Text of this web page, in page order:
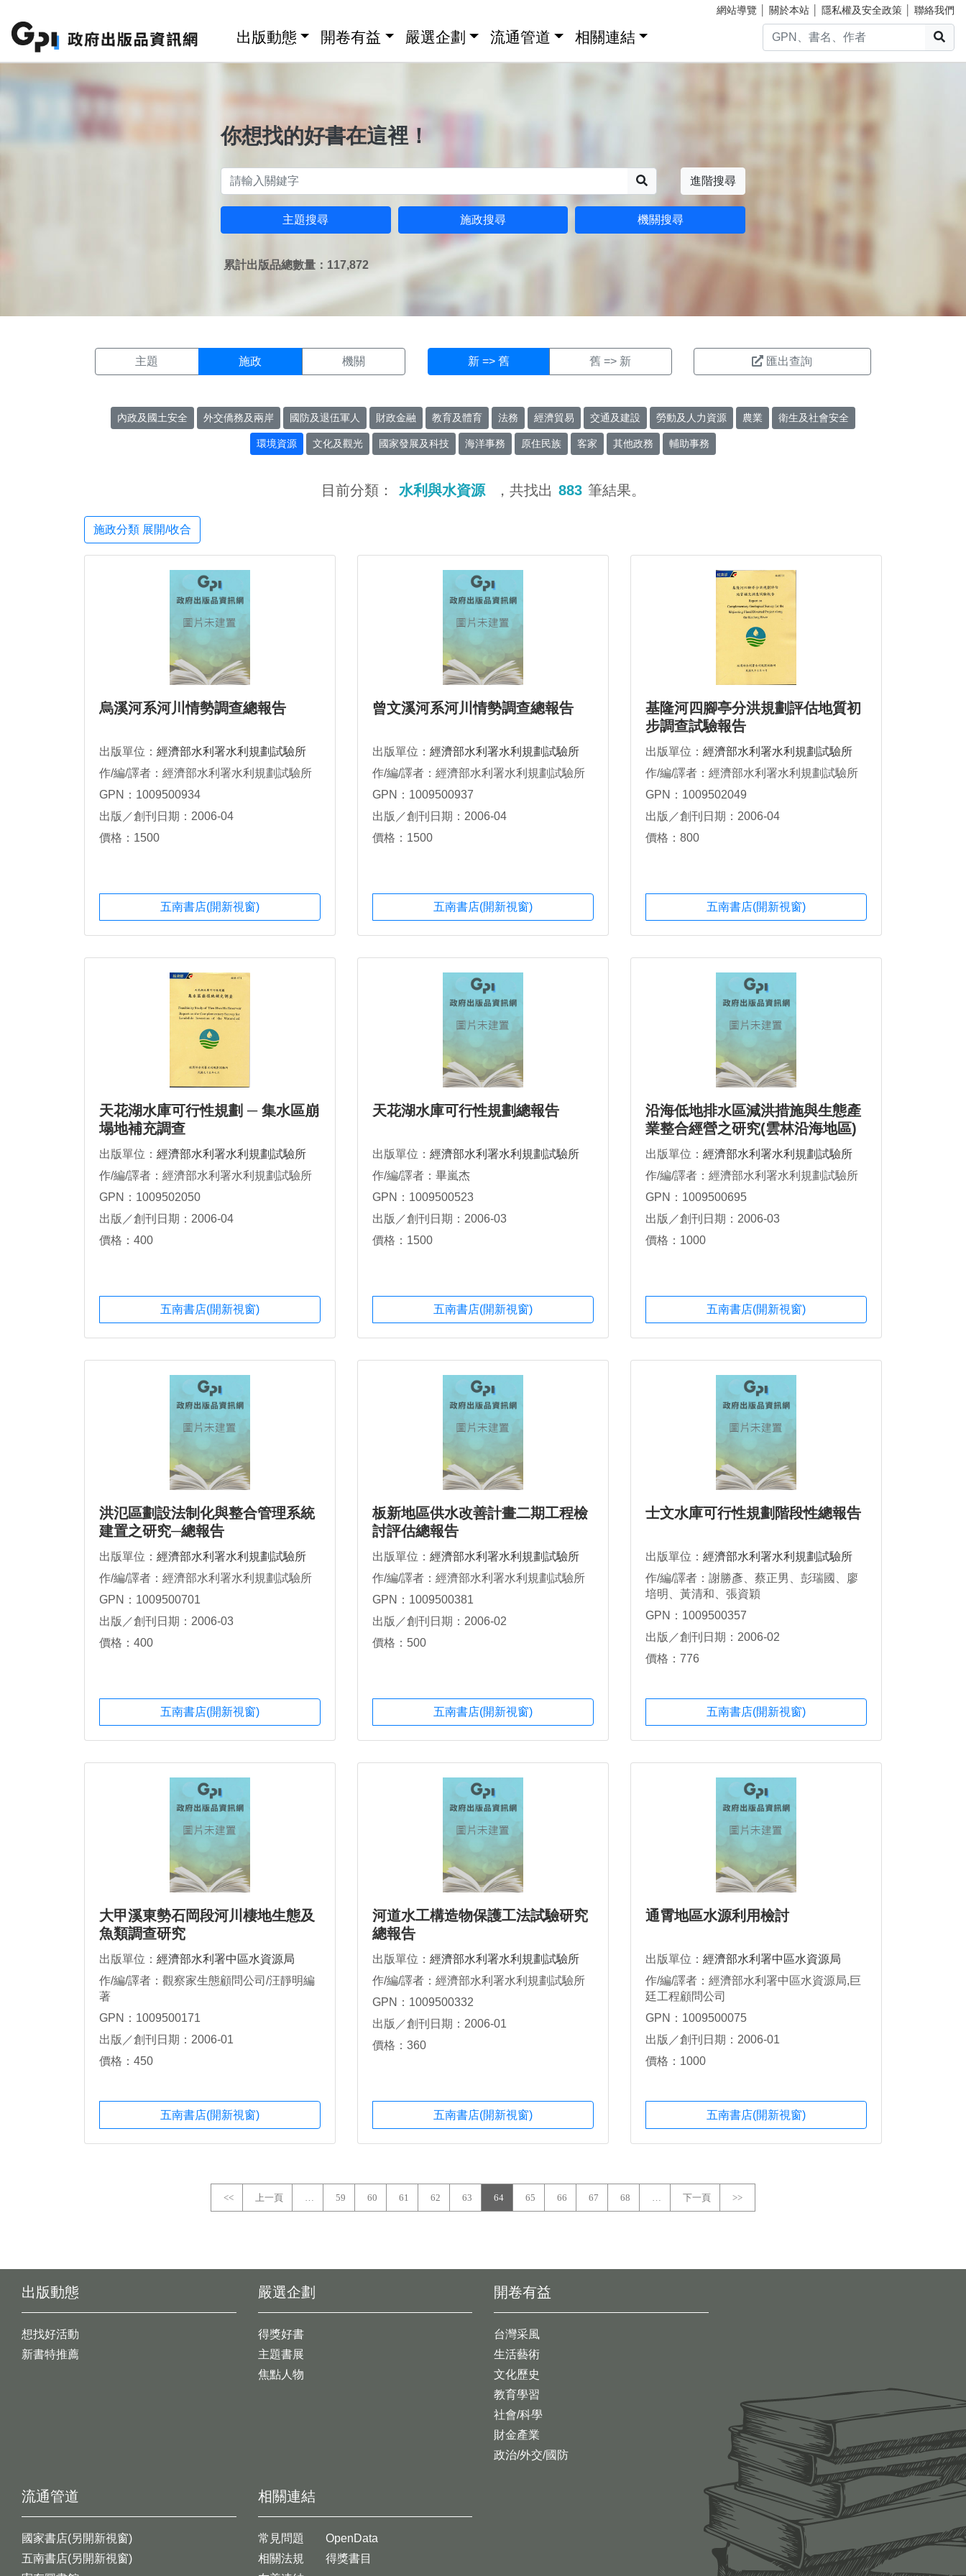
網站導覽 關於本站 隱私權及安全政策 聯絡我們
出版動態 開卷有益 嚴選企劃 流通管道 相關連結
你想找的好書在這裡！
進階搜尋
主題搜尋 施政搜尋 機關搜尋
累計出版品總數量：117,872
主題 施政 機關 新 => 舊 舊 => 新 匯出查詢
內政及國土安全 外交僑務及兩岸 國防及退伍軍人 財政金融 教育及體育 法務 經濟貿易 交通及建設 勞動及人力資源 農業 衛生及社會安全
環境資源 文化及觀光 國家發展及科技 海洋事務 原住民族 客家 其他政務 輔助事務
目前分類： 水利與水資源 ，共找出 883 筆結果。
施政分類 展開/收合
烏溪河系河川情勢調查總報告
出版單位： 經濟部水利署水利規劃試驗所
作/編/譯者：經濟部水利署水利規劃試驗所
GPN：1009500934
出版／創刊日期：2006-04
價格：1500
五南書店(開新視窗)
曾文溪河系河川情勢調查總報告
出版單位： 經濟部水利署水利規劃試驗所
作/編/譯者：經濟部水利署水利規劃試驗所
GPN：1009500937
出版／創刊日期：2006-04
價格：1500
五南書店(開新視窗)
基隆河四腳亭分洪規劃評估地質初
步調查試驗報告
出版單位： 經濟部水利署水利規劃試驗所
作/編/譯者：經濟部水利署水利規劃試驗所
GPN：1009502049
出版／創刊日期：2006-04
價格：800
五南書店(開新視窗)
天花湖水庫可行性規劃 ─ 集水區崩
塌地補充調查
出版單位： 經濟部水利署水利規劃試驗所
作/編/譯者：經濟部水利署水利規劃試驗所
GPN：1009502050
出版／創刊日期：2006-04
價格：400
五南書店(開新視窗)
天花湖水庫可行性規劃總報告
出版單位： 經濟部水利署水利規劃試驗所
作/編/譯者：畢嵐杰
GPN：1009500523
出版／創刊日期：2006-03
價格：1500
五南書店(開新視窗)
沿海低地排水區減洪措施與生態產
業整合經營之研究(雲林沿海地區)
出版單位： 經濟部水利署水利規劃試驗所
作/編/譯者：經濟部水利署水利規劃試驗所
GPN：1009500695
出版／創刊日期：2006-03
價格：1000
五南書店(開新視窗)
洪氾區劃設法制化與整合管理系統
建置之研究─總報告
出版單位： 經濟部水利署水利規劃試驗所
作/編/譯者：經濟部水利署水利規劃試驗所
GPN：1009500701
出版／創刊日期：2006-03
價格：400
五南書店(開新視窗)
板新地區供水改善計畫二期工程檢
討評估總報告
出版單位： 經濟部水利署水利規劃試驗所
作/編/譯者：經濟部水利署水利規劃試驗所
GPN：1009500381
出版／創刊日期：2006-02
價格：500
五南書店(開新視窗)
士文水庫可行性規劃階段性總報告
出版單位： 經濟部水利署水利規劃試驗所
作/編/譯者：謝勝彥、蔡正男、彭瑞國、廖
培明、黃清和、張資穎
GPN：1009500357
出版／創刊日期：2006-02
價格：776
五南書店(開新視窗)
大甲溪東勢石岡段河川棲地生態及
魚類調查研究
出版單位： 經濟部水利署中區水資源局
作/編/譯者：觀察家生態顧問公司/汪靜明編
著
GPN：1009500171
出版／創刊日期：2006-01
價格：450
五南書店(開新視窗)
河道水工構造物保護工法試驗研究
總報告
出版單位： 經濟部水利署水利規劃試驗所
作/編/譯者：經濟部水利署水利規劃試驗所
GPN：1009500332
出版／創刊日期：2006-01
價格：360
五南書店(開新視窗)
通霄地區水源利用檢討
出版單位： 經濟部水利署中區水資源局
作/編/譯者：經濟部水利署中區水資源局,巨
廷工程顧問公司
GPN：1009500075
出版／創刊日期：2006-01
價格：1000
五南書店(開新視窗)
<< 上一頁 59 60 61 62 63 64 65 66 67 68 下一頁 >>
出版動態
想找好活動
新書特推薦
開卷有益
台灣采風
生活藝術
文化歷史
教育學習
社會/科學
財金產業
政治/外交/國防
嚴選企劃
得獎好書
主題書展
焦點人物
流通管道
國家書店(另開新視窗)
五南書店(另開新視窗)
相關連結
常見問題
相關法規
OpenData
得獎書目